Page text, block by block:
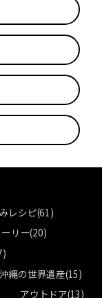
レシピ(61)
リー(20)
沖縄の世界遺産(15)
アウトドア(13)